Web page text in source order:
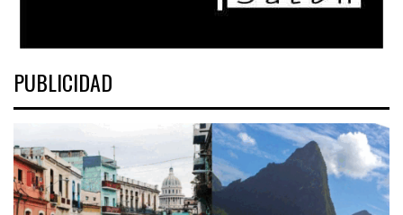
PUBLICIDAD